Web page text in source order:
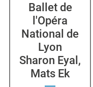
Ballet de
l'Opéra
National de
Lyon
Sharon Eyal,
Mats Ek